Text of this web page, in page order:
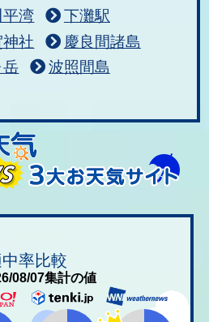
平湾
下灘駅
社
慶良間諸島
岳
波照間島
率比較
08/07集計の値